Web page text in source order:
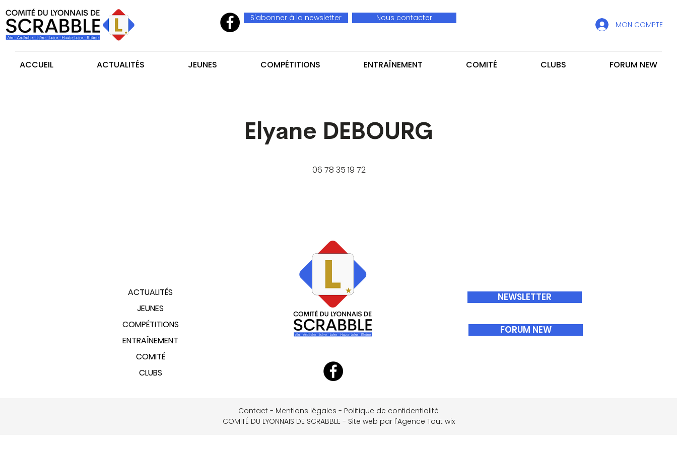
S'abonner à la newsletter Nous contacter
MON COMPTE
ACCUEIL ACTUALITÉS JEUNES COMPÉTITIONS ENTRAÎNEMENT COMITÉ CLUBS FORUM NEW
Elyane DEBOURG
06 78 35 19 72
ACTUALITÉS
JEUNES
COMPÉTITIONS
ENTRAÎNEMENT
COMITÉ
CLUBS
NEWSLETTER
FORUM NEW
Contact - Mentions légales - Politique de confidentialité
COMITÉ DU LYONNAIS DE SCRABBLE - Site web par l'Agence Tout wix